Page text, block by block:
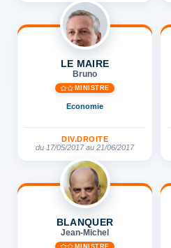
LE MAIRE
Bruno
MINISTRE
Economie
DIV.DROITE
du 17/05/2017 au 21/06/2017
BLANQUER
Jean-Michel